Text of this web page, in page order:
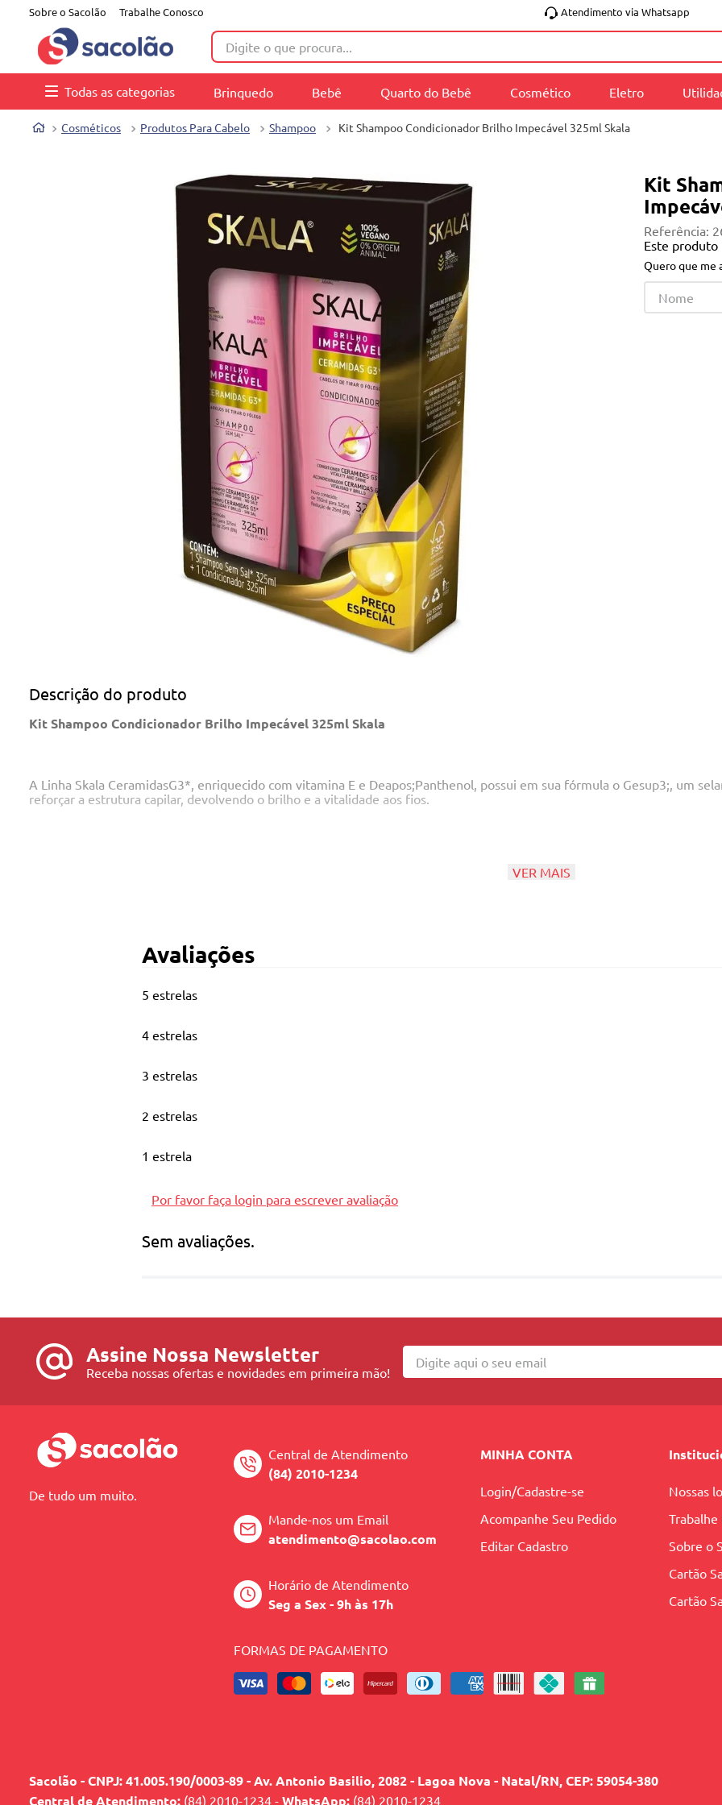
Sobre o Sacolão Trabalhe Conosco Atendimento via Whatsapp
Digite o que procura...
Todas as categorias Brinquedo Bebê Quarto do Bebê Cosmético Eletro
Cosméticos Produtos Para Cabelo Shampoo Kit Shampoo Condicionador Brilho Impecável 325ml Skala
Kit
Referência:
Este
Quero que me
Descrição do produto
Kit Shampoo Condicionador Brilho Impecável 325ml Skala
A Linha Skala CeramidasG3*, enriquecido com vitamina E e Deapos;Panthenol, possui em sua fórmula o Gesup3;, um
reforçar a estrutura capilar, devolvendo o brilho e a vitalidade aos fios.
VER MAIS
Avaliações
5 estrelas
4 estrelas
3 estrelas
2 estrelas
1 estrela
Por favor faça login para escrever avaliação
Sem avaliações.
Assine Nossa Newsletter
Receba nossas ofertas e novidades em primeira mão!
De tudo um muito.
Central de Atendimento
(84) 2010-1234
Mande-nos um Email
atendimento@sacolao.com
Horário de Atendimento
Seg a Sex - 9h às 17h
MINHA CONTA
Login/Cadastre-se
Acompanhe Seu Pedido
Editar Cadastro
Nossas
Trabalhe
Sobre o
Cartão
Cartão
FORMAS DE PAGAMENTO
Sacolão - CNPJ: 41.005.190/0003-89 - Av. Antonio Basilio, 2082 - Lagoa Nova - Natal/RN, CEP: 59054-380
Central de Atendimento: (84) 2010-1234 - WhatsApp: (84) 2010-1234